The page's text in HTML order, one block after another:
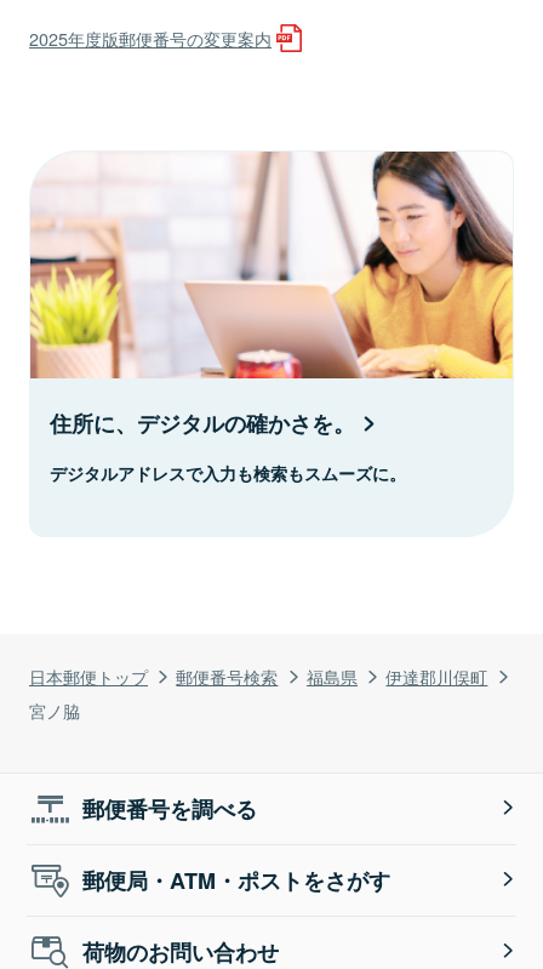
日本郵便トップ 郵便番号検索 福島県
伊達郡川俣町
宮ノ脇
2025年度版郵便番号の変更案内
住所に、デジタルの確かさを。
デジタルアドレスで入力も検索もスムーズに。
郵便番号を調べる
郵便局・ATM・ポストをさがす
荷物のお問い合わせ